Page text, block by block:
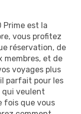
Prime est la
vous profitez
réservation, de
membres, et de
voyages plus
parfait pour les
qui veulent
fois que vous